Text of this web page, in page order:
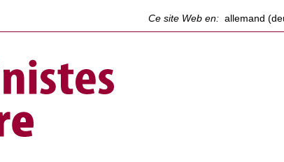
Ce site Web en: allemand